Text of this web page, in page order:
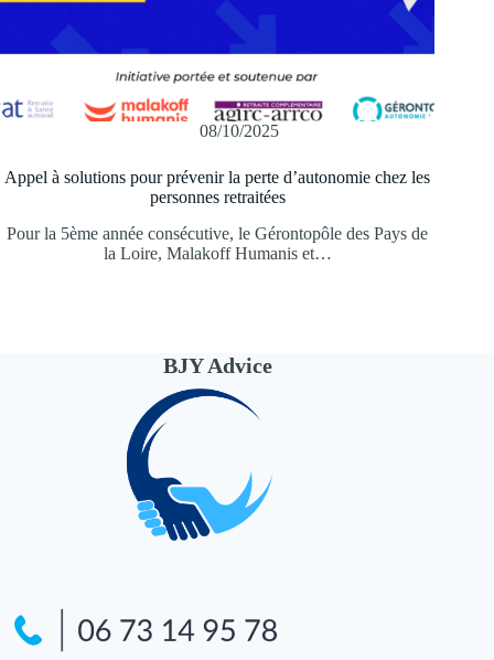
08/10/2025
Appel à solutions pour prévenir la perte d’autonomie chez les
personnes retraitées
Pour la 5ème année consécutive, le Gérontopôle des Pays de
la Loire, Malakoff Humanis et…
BJY Advice